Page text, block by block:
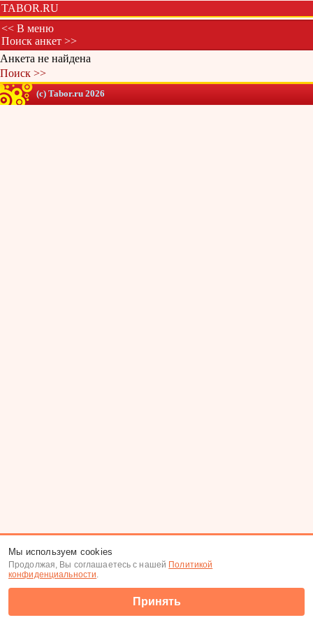
TABOR.RU
<< В меню
Поиск анкет >>
Анкета не найдена
Поиск >>
(c) Tabor.ru 2026
Мы используем cookies
Продолжая, Вы соглашаетесь с нашей Политикой
конфиденциальности.
Принять